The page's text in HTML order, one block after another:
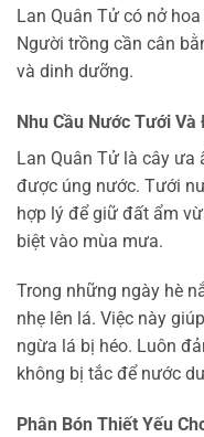
Lan Quân Tử có nở
Người trồng cần cân
và dinh dưỡng.
Nhu Cầu Nước Tưới
Lan Quân Tử là cây
được úng nước. Tưới
hợp lý để giữ đất ẩm
biệt vào mùa mưa.
Trong những ngày hè
nhẹ lên lá. Việc này
ngừa lá bị héo. Luôn
không bị tắc để nước
Phân Bón Thiết Yếu